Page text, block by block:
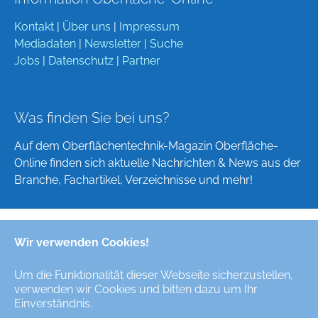
Wir verwenden Cookies!
Um die Funktionalität dieser Webseite sicherzustellen,
verwenden wir Cookies und bitten dazu um Ihr
Einverständnis.
Kontakt | Über uns | Impressum
Mediadaten | Newsletter | Suche
Jobs | Datenschutz | Partner
Was finden Sie bei uns?
Auf dem Oberflächentechnik-Magazin Oberfläche-
Online finden sich aktuelle Nachrichten & News aus der
Branche, Fachartikel, Verzeichnisse und mehr!
Deutsch
Alle Rechte/All Rights Reserved © Oberfläche-Online,
das digitale Oberflächentechnik-Magazin / the digital